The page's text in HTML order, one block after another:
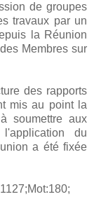
de groupes
travaux par un
la Réunion
Membres sur
des rapports
mis au point la
soumettre aux
du
a été fixée